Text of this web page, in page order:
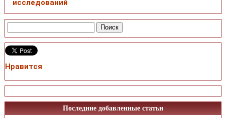
исследований
Нравится
Последние добавленные статьи